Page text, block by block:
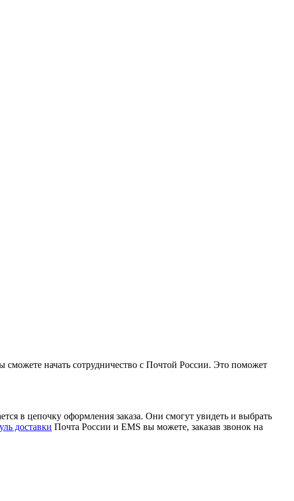
начать сотрудничество с Почтой России. Это поможет
в цепочку оформления заказа. Они смогут увидеть и выбрать
доставки Почта России и EMS вы можете, заказав звонок на